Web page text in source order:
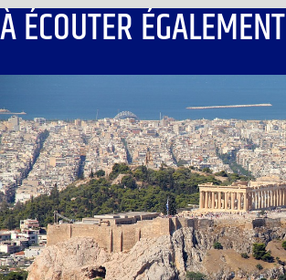
À ÉCOUTER ÉGALEMENT